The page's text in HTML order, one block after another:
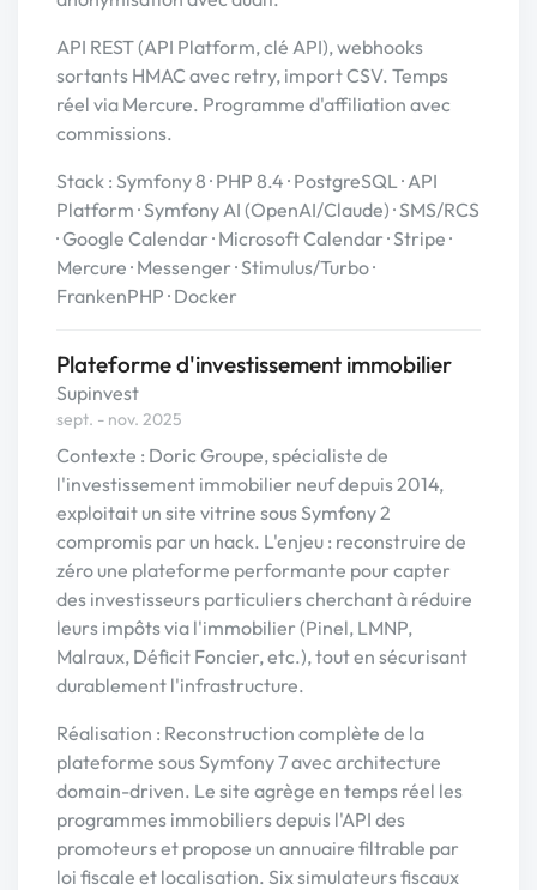
API REST (API Platform, clé API), webhooks
sortants HMAC avec retry, import CSV. Temps
réel via Mercure. Programme d'affiliation avec
commissions.
Stack : Symfony 8 · PHP 8.4 · PostgreSQL · API
Platform · Symfony AI (OpenAI/Claude) · SMS/RCS
· Google Calendar · Microsoft Calendar · Stripe ·
Mercure · Messenger · Stimulus/Turbo ·
FrankenPHP · Docker
Plateforme d'investissement immobilier
Supinvest
sept. - nov. 2025
Contexte : Doric Groupe, spécialiste de
l'investissement immobilier neuf depuis 2014,
exploitait un site vitrine sous Symfony 2
compromis par un hack. L'enjeu : reconstruire de
zéro une plateforme performante pour capter
des investisseurs particuliers cherchant à réduire
leurs impôts via l'immobilier (Pinel, LMNP,
Malraux, Déficit Foncier, etc.), tout en sécurisant
durablement l'infrastructure.
Réalisation : Reconstruction complète de la
plateforme sous Symfony 7 avec architecture
domain-driven. Le site agrège en temps réel les
programmes immobiliers depuis l'API des
promoteurs et propose un annuaire filtrable par
loi fiscale et localisation. Six simulateurs fiscaux